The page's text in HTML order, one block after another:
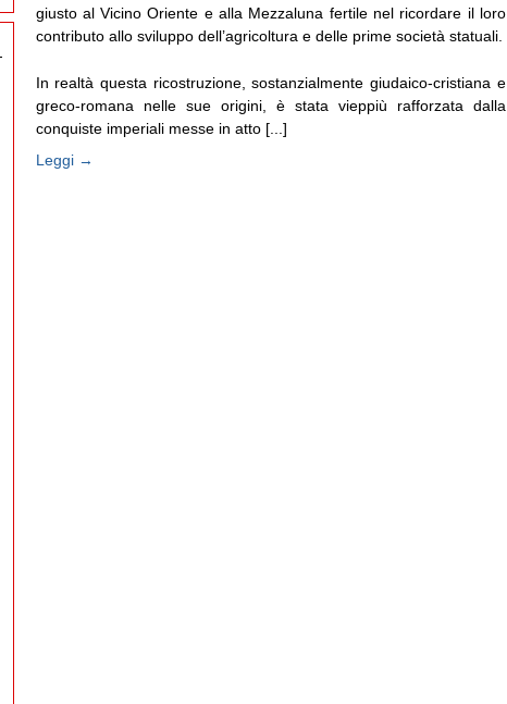
giusto al Vicino Oriente e alla Mezzaluna fertile nel ricordare il loro
contributo allo sviluppo dell’agricoltura e delle prime società statuali.
In realtà questa ricostruzione, sostanzialmente giudaico-cristiana e
greco-romana nelle sue origini, è stata vieppiù rafforzata dalla
conquiste imperiali messe in atto [...]
Leggi →